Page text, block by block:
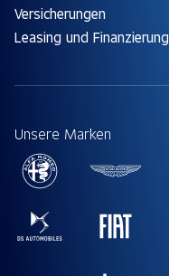
Versicherungen
Leasing und Finanzierung
Unsere Marken